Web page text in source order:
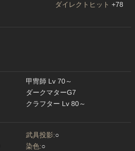
ダイレクトヒット +78
甲冑師 Lv 70～
ダークマターG7
クラフター Lv 80～
武具投影:○
染色:○